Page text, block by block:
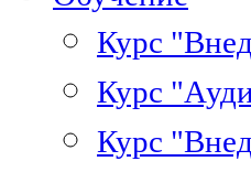
Курс
Курс
Курс